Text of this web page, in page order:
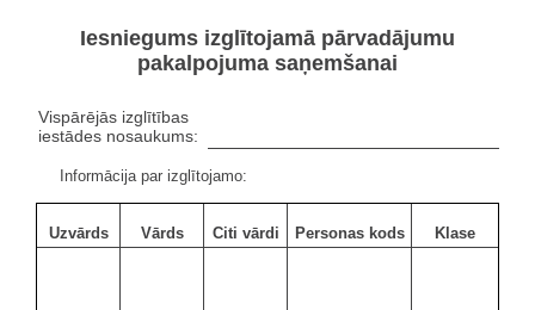
Iesniegums izglītojamā pārvadājumu
pakalpojuma saņemšanai
Vispārējās izglītības
iestādes nosaukums:
Informācija par izglītojamo:
Uzvārds Vārds Citi vārdi Personas kods Klase